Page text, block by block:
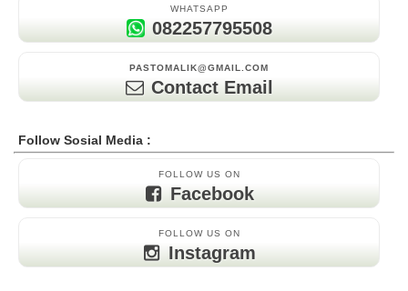
WHATSAPP
082257795508
PASTOMALIK@GMAIL.COM
Contact Email
Follow Sosial Media :
FOLLOW US ON
Facebook
FOLLOW US ON
Instagram